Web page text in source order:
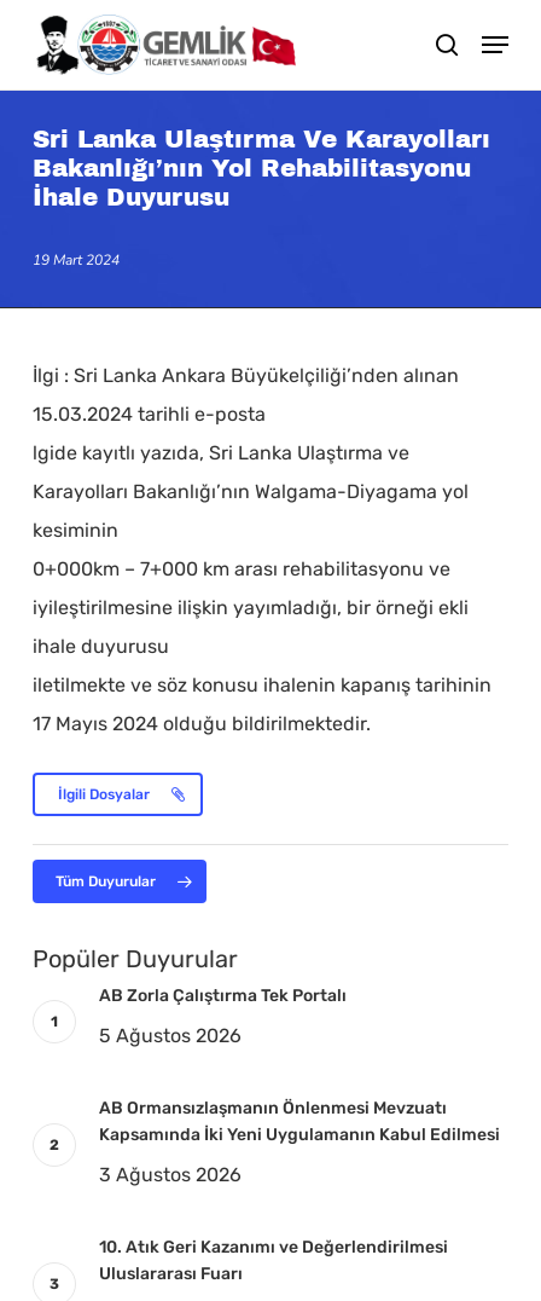
main
content
search
Sri Lanka Ulaştırma Ve Karayolları
Bakanlığı’nın Yol Rehabilitasyonu
İhale Duyurusu
19 Mart 2024
İlgi : Sri Lanka Ankara Büyükelçiliği’nden alınan
15.03.2024 tarihli e-posta
lgide kayıtlı yazıda, Sri Lanka Ulaştırma ve
Karayolları Bakanlığı’nın Walgama-Diyagama yol
kesiminin
0+000km – 7+000 km arası rehabilitasyonu ve
iyileştirilmesine ilişkin yayımladığı, bir örneği ekli
ihale duyurusu
iletilmekte ve söz konusu ihalenin kapanış tarihinin
17 Mayıs 2024 olduğu bildirilmektedir.
İlgili Dosyalar
Tüm Duyurular
Popüler Duyurular
AB Zorla Çalıştırma Tek Portalı
5 Ağustos 2026
AB Ormansızlaşmanın Önlenmesi Mevzuatı
Kapsamında İki Yeni Uygulamanın Kabul Edilmesi
3 Ağustos 2026
10. Atık Geri Kazanımı ve Değerlendirilmesi
Uluslararası Fuarı